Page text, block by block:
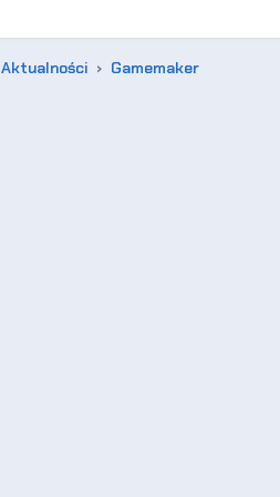
Aktualności Gamemaker